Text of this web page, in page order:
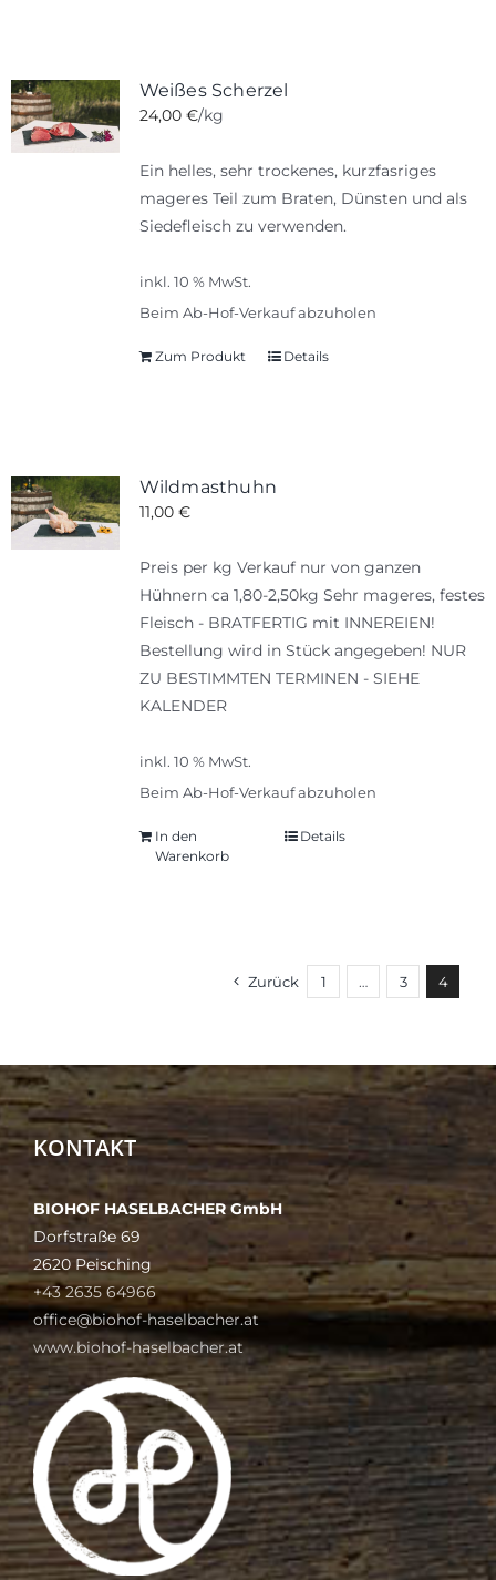
Weißes Scherzel
24,00 €/kg
Ein helles, sehr trockenes, kurzfasriges
mageres Teil zum Braten, Dünsten und als
Siedefleisch zu verwenden.
inkl. 10 % MwSt.
Beim Ab-Hof-Verkauf abzuholen
Zum Produkt Details
Wildmasthuhn
11,00 €
Preis per kg Verkauf nur von ganzen
Hühnern ca 1,80-2,50kg Sehr mageres, festes
Fleisch - BRATFERTIG mit INNEREIEN!
Bestellung wird in Stück angegeben! NUR
ZU BESTIMMTEN TERMINEN - SIEHE
KALENDER
inkl. 10 % MwSt.
Beim Ab-Hof-Verkauf abzuholen
In den
Warenkorb
Details
Zurück 1 … 3 4
KONTAKT
BIOHOF HASELBACHER GmbH
Dorfstraße 69
2620 Peisching
+43 2635 64966
office@biohof-haselbacher.at
www.biohof-haselbacher.at